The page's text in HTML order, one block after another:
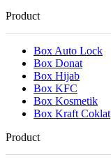
Product
Box Auto Lock
Box Donat
Box Hijab
Box KFC
Box Kosmetik
Box Kraft Coklat
Product